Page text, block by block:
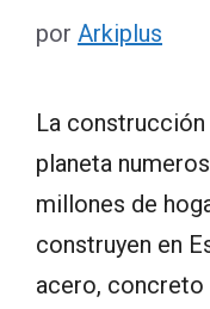
por Arkiplus
La
planeta
millones de
construyen en
acero, concreto